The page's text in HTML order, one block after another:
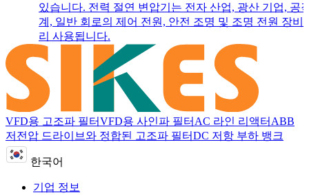
있습니다. 전력 절연 변압기는 전자 산업, 광산 기업, 공
계, 일반 회로의 제어 전원, 안전 조명 및 조명 전원 장비
리 사용됩니다.
VFD용 고조파 필터VFD용 사인파 필터 AC 라인 리액터 ABB
저전압 드라이브와 정합된 고조파 필터DC 저항 부하 뱅크
한국어
기업 정보